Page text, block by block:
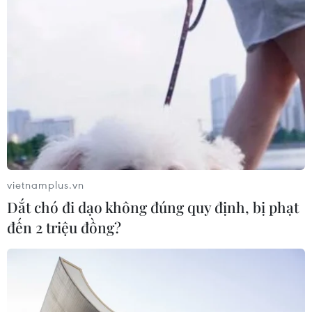
Bộ Y tế đề xuất 8 nhóm chính sách
trong sửa đổi Luật hiến, ghép mô,
Quảng Ninh chấm dứt cơ sở giết mổ
động vật không đủ điều kiện trước
31/10
03/08/2026 11:31
Bệnh viện hạng đặc biệt cơ sở Ninh
Bình khẳng định "cánh tay nối dài"
hiệu quả
03/08/2026 07:15
vietnamplus.vn
Dắt chó đi dạo không đúng quy định, bị phạt
đến 2 triệu đồng?